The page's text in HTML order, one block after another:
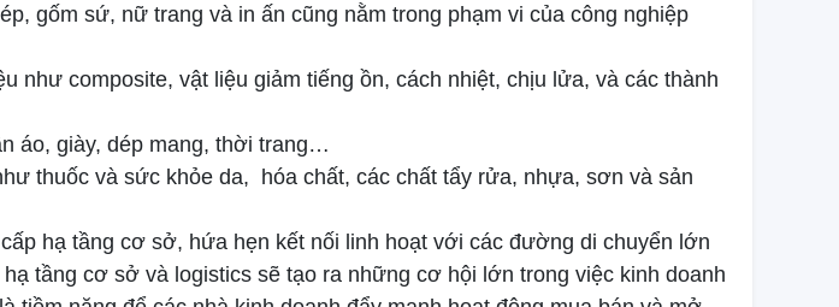
gốm sứ, nữ trang và in ấn cũng nằm trong phạm vi của công nghiệp
như composite, vật liệu giảm tiếng ồn, cách nhiệt, chịu lửa, và các thành
áo, giày, dép mang, thời trang…
thuốc và sức khỏe da, hóa chất, các chất tẩy rửa, nhựa, sơn và sản
hạ tầng cơ sở, hứa hẹn kết nối linh hoạt với các đường di chuyển lớn
tầng cơ sở và logistics sẽ tạo ra những cơ hội lớn trong việc kinh doanh